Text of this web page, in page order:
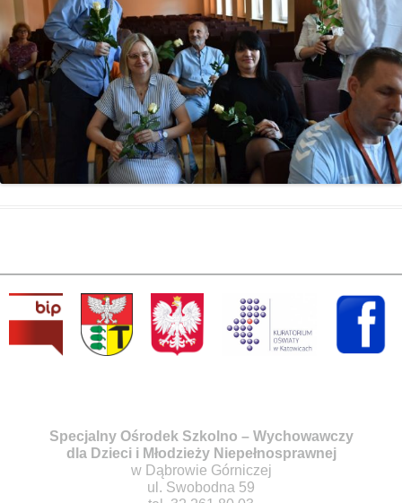
Specjalny Ośrodek Szkolno – Wychowawczy
dla Dzieci i Młodzieży Niepełnosprawnej
w Dąbrowie Górniczej
ul. Swobodna 59